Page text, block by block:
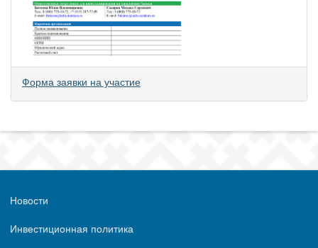
Форма заявки на участие
Новости
Инвестиционная политика